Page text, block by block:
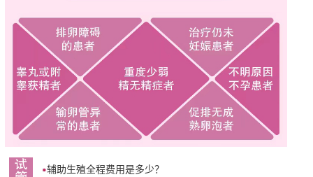
辅助生殖全程费用是多少？